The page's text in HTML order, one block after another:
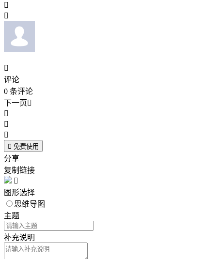



评论
0 条评论
下一页



 免费使用
分享
复制链接

图形选择
思维导图
主题
补充说明